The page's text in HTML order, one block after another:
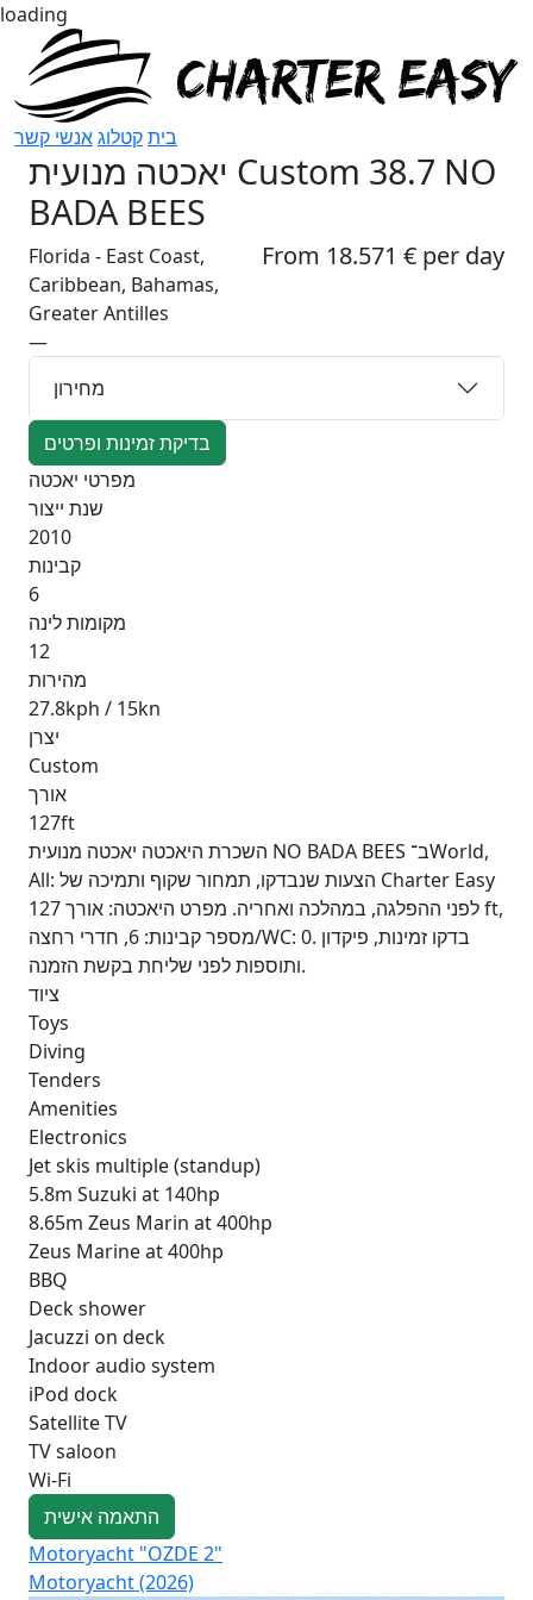
loading
ביתקטלוגאנשי קשר
Custom 38.7 NO
BADA BEES
From 18.571 € per day
Florida - East Coast,
Caribbean, Bahamas,
Greater Antilles
—
מחירון
בדיקת זמינות ופרטים
מפרטי יאכטה
שנת ייצור
2010
קבינות
6
מקומות לינה
12
מהירות
27.8kph / 15kn
יצרן
Custom
אורך
127ft
השכרת היאכטה יאכטה מנועית NO BADA BEES ב־World,
All: הצעות שנבדקו, תמחור שקוף ותמיכה של Charter Easy
לפני ההפלגה, במהלכה ואחריה. מפרט היאכטה: אורך 127 ft,
מספר קבינות: 6, חדרי רחצה/WC: 0. בדקו זמינות, פיקדון
ותוספות לפני שליחת בקשת הזמנה.
ציוד
Toys
Diving
Tenders
Amenities
Electronics
Jet skis multiple (standup)
5.8m Suzuki at 140hp
8.65m Zeus Marin at 400hp
Zeus Marine at 400hp
BBQ
Deck shower
Jacuzzi on deck
Indoor audio system
iPod dock
Satellite TV
TV saloon
Wi-Fi
התאמה אישית
Motoryacht "OZDE 2"
Motoryacht (2026)